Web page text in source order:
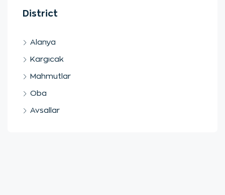
District
Alanya
Kargıcak
Mahmutlar
Oba
Avsallar